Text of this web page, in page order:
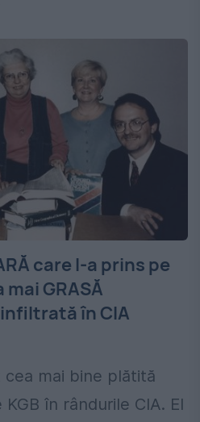
care l-a prins pe
GRASĂ
infiltrată în CIA
mai bine plătită
în rândurile CIA. El